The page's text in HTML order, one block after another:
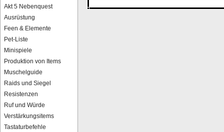
Akt 5 Nebenquest
Ausrüstung
Feen & Elemente
Pet-Liste
Minispiele
Produktion von Items
Muschelguide
Raids und Siegel
Resistenzen
Ruf und Würde
Verstärkungsitems
Tastaturbefehle